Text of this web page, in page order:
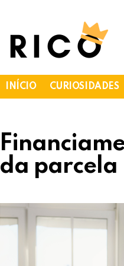
INÍCIO CURIOSIDADES
da parcela